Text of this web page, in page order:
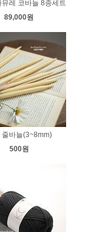
뮤레 코바늘 8종세트
89,000원
줄바늘(3~8mm)
500원